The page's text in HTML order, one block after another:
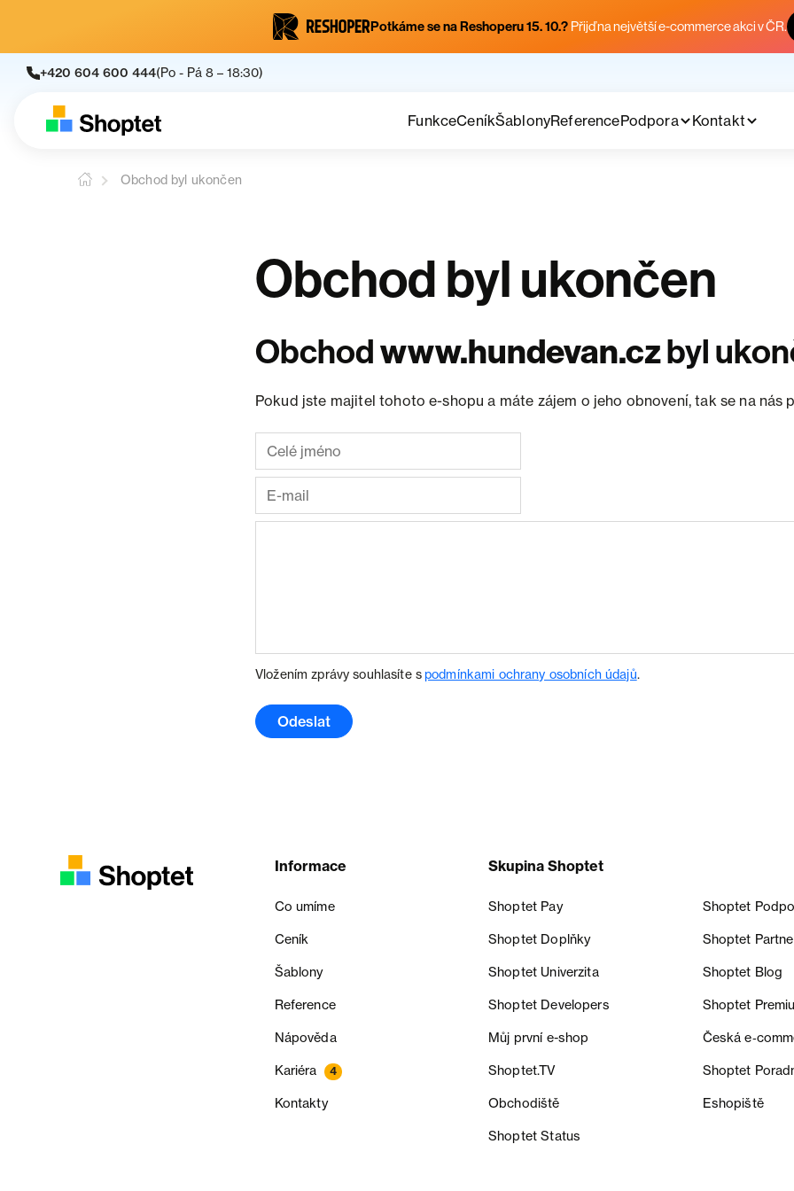
Potkáme se na Reshoperu 15. 10.? Přijď na největší e-commerce akci v ČR.
+420 604 600 444(Po - Pá 8 – 18:30)
FunkceCeníkŠablonyReferencePodpora Kontakt
Obchod byl ukončen
Obchod byl ukončen
Obchodwww.hundevan.czbyl
Pokud jste majitel tohoto e-shopu a máte zájem o jeho obnovení, tak se na nás
Vložením zprávy souhlasíte spodmínkami ochrany osobních údajů.
Odeslat
Informace
Co umíme
Ceník
Šablony
Reference
Nápověda
Kariéra 4
Kontakty
Skupina Shoptet
Shoptet Pay Shoptet
Shoptet Doplňky Shoptet
Shoptet Univerzita Shoptet Blog
Shoptet Developers Shoptet
Můj první e-shop Česká
Shoptet.TV Shoptet
Obchodiště Eshopiště
Shoptet Status